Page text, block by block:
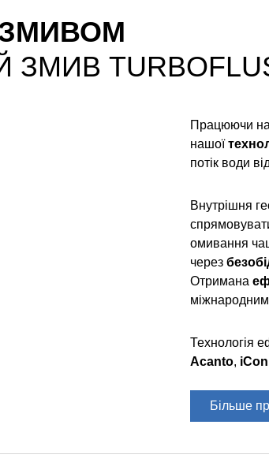
Працюючи
нашої
потік води
Внутрішня
омивання
через
Отримана
Технологія
Acanto,
Більше